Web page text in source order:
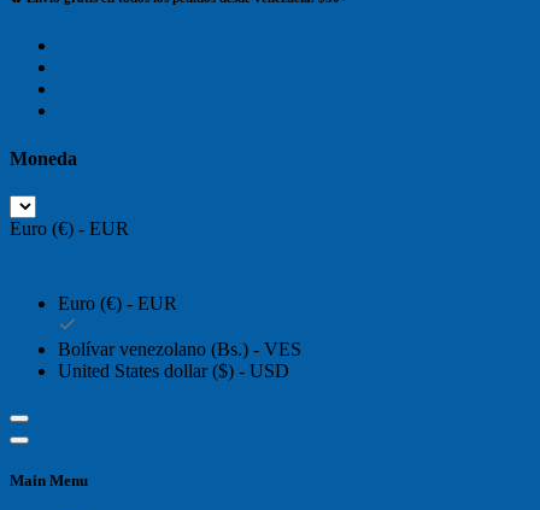
Moneda
Euro (€) - EUR
Euro (€) - EUR
Bolívar venezolano (Bs.) - VES
United States dollar ($) - USD
Main Menu